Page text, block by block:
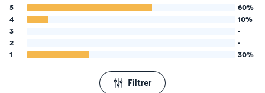
5
60%
4
10%
3
-
2
-
1
30%
Filtrer